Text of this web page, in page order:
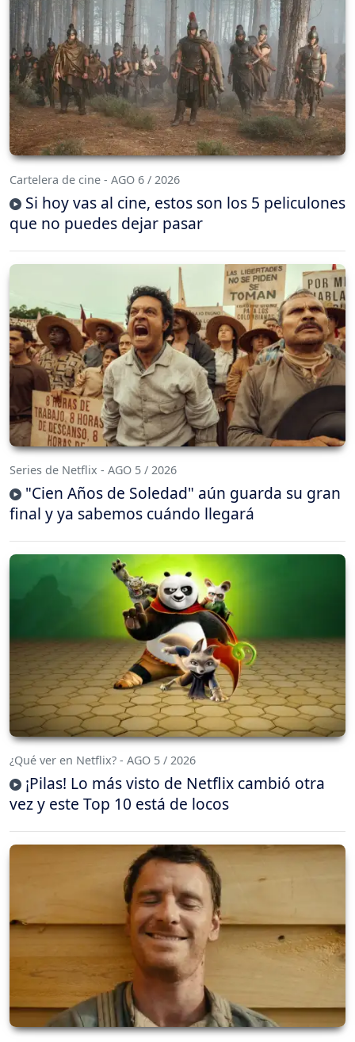
Cartelera de cine - AGO 6 / 2026
Si hoy vas al cine, estos son los 5 peliculones
que no puedes dejar pasar
Series de Netflix - AGO 5 / 2026
"Cien Años de Soledad" aún guarda su gran
final y ya sabemos cuándo llegará
¿Qué ver en Netflix? - AGO 5 / 2026
¡Pilas! Lo más visto de Netflix cambió otra
vez y este Top 10 está de locos